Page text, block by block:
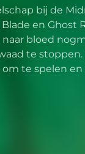
bij de
en Ghost
bloed
te
te spelen